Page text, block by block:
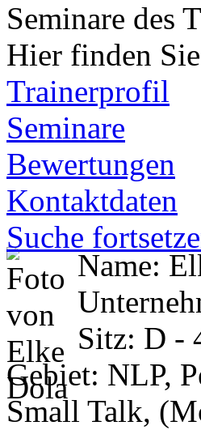
Seminare des
Hier finden
Trainerprofil
Seminare
Bewertungen
Kontaktdaten
Suche
Name:
Sitz: D -
Gebiet: NLP,
Small Talk,